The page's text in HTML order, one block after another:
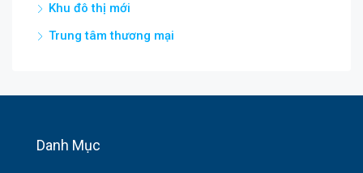
Khu đô thị mới
Trung tâm thương mại
Danh Mục